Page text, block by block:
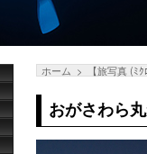
ホーム 【旅写真 (ﾐ
おがさわら